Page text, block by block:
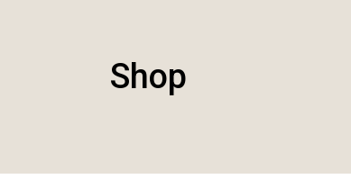
Shop